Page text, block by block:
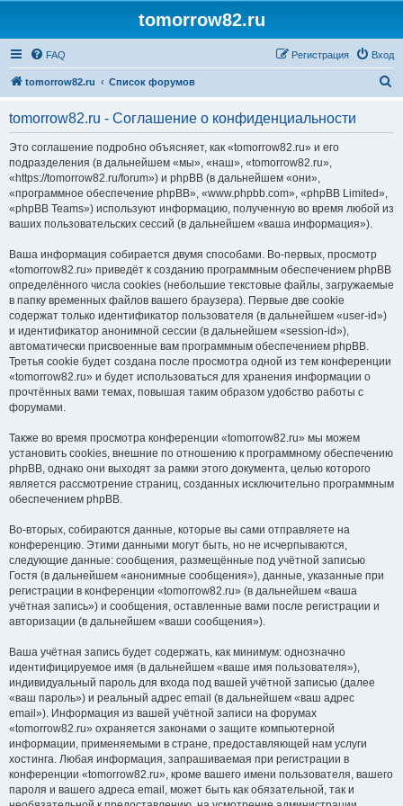
tomorrow82.ru
FAQ Вход
Регистрация
tomorrow82.ru Список форумов
tomorrow82.ru - Соглашение о конфиденциальности
Это соглашение подробно объясняет, как «tomorrow82.ru» и его
подразделения (в дальнейшем «мы», «наш», «tomorrow82.ru»,
«https://tomorrow82.ru/forum») и phpBB (в дальнейшем «они»,
«программное обеспечение phpBB», «www.phpbb.com», «phpBB Limited»,
«phpBB Teams») используют информацию, полученную во время любой из
ваших пользовательских сессий (в дальнейшем «ваша информация»).
Ваша информация собирается двумя способами. Во-первых, просмотр
«tomorrow82.ru» приведёт к созданию программным обеспечением phpBB
определённого числа cookies (небольшие текстовые файлы, загружаемые
в папку временных файлов вашего браузера). Первые две cookie
содержат только идентификатор пользователя (в дальнейшем «user-id»)
и идентификатор анонимной сессии (в дальнейшем «session-id»),
автоматически присвоенные вам программным обеспечением phpBB.
Третья cookie будет создана после просмотра одной из тем конференции
«tomorrow82.ru» и будет использоваться для хранения информации о
прочтённых вами темах, повышая таким образом удобство работы с
форумами.
Также во время просмотра конференции «tomorrow82.ru» мы можем
установить cookies, внешние по отношению к программному обеспечению
phpBB, однако они выходят за рамки этого документа, целью которого
является рассмотрение страниц, созданных исключительно программным
обеспечением phpBB.
Во-вторых, собираются данные, которые вы сами отправляете на
конференцию. Этими данными могут быть, но не исчерпываются,
следующие данные: сообщения, размещённые под учётной записью
Гостя (в дальнейшем «анонимные сообщения»), данные, указанные при
регистрации в конференции «tomorrow82.ru» (в дальнейшем «ваша
учётная запись») и сообщения, оставленные вами после регистрации и
авторизации (в дальнейшем «ваши сообщения»).
Ваша учётная запись будет содержать, как минимум: однозначно
идентифицируемое имя (в дальнейшем «ваше имя пользователя»),
индивидуальный пароль для входа под вашей учётной записью (далее
«ваш пароль») и реальный адрес email (в дальнейшем «ваш адрес
email»). Информация из вашей учётной записи на форумах
«tomorrow82.ru» охраняется законами о защите компьютерной
информации, применяемыми в стране, предоставляющей нам услуги
хостинга. Любая информация, запрашиваемая при регистрации в
конференции «tomorrow82.ru», кроме вашего имени пользователя, вашего
пароля и вашего адреса email, может быть как обязательной, так и